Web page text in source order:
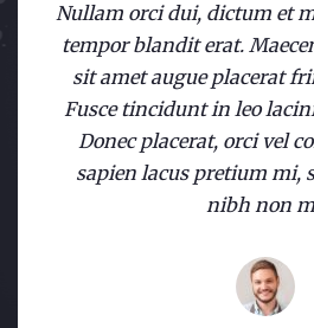
Nullam orci dui, dictum et
tempor blandit erat.
sit amet augue placerat
Fusce tincidunt in leo
Donec placerat, orci vel
sapien lacus pretium mi,
nibh non